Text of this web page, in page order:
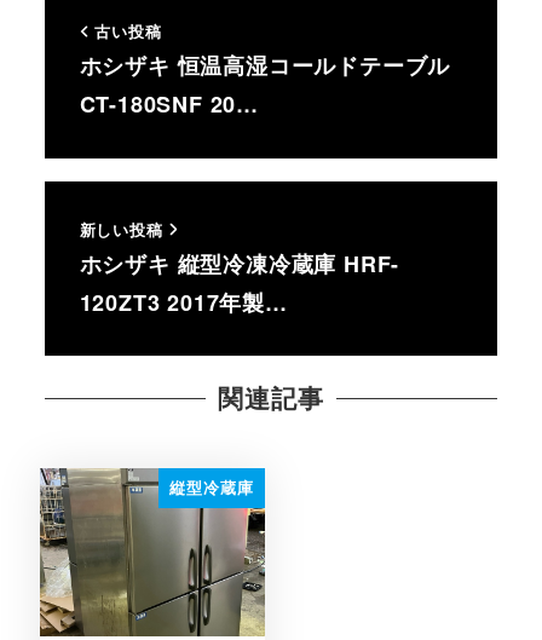
古い投稿
ホシザキ 恒温高湿コールドテーブル
CT-180SNF 20…
新しい投稿
ホシザキ 縦型冷凍冷蔵庫 HRF-
120ZT3 2017年製…
関連記事
縦型冷蔵庫